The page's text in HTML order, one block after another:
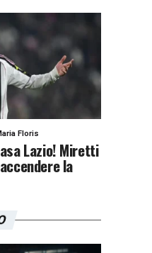
Floris
Lazio! Miretti
la